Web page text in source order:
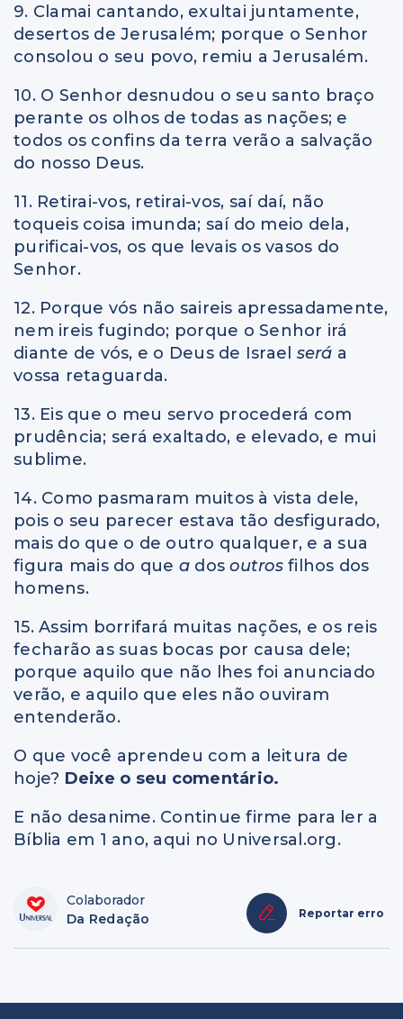
9. Clamai cantando, exultai juntamente,
desertos de Jerusalém; porque o Senhor
consolou o seu povo, remiu a Jerusalém.
10. O Senhor desnudou o seu santo braço
perante os olhos de todas as nações; e
todos os confins da terra verão a salvação
do nosso Deus.
11. Retirai-vos, retirai-vos, saí daí, não
toqueis coisa imunda; saí do meio dela,
purificai-vos, os que levais os vasos do
Senhor.
12. Porque vós não saireis apressadamente,
nem ireis fugindo; porque o Senhor irá
diante de vós, e o Deus de Israel será a
vossa retaguarda.
13. Eis que o meu servo procederá com
prudência; será exaltado, e elevado, e mui
sublime.
14. Como pasmaram muitos à vista dele,
pois o seu parecer estava tão desfigurado,
mais do que o de outro qualquer, e a sua
figura mais do que a dosoutros filhos dos
homens.
15. Assim borrifará muitas nações, e os reis
fecharão as suas bocas por causa dele;
porque aquilo que não lhes foi anunciado
verão, e aquilo que eles não ouviram
entenderão.
O que você aprendeu com a leitura de
hoje? Deixe o seu comentário.
E não desanime. Continue firme para ler a
Bíblia em 1 ano, aqui no Universal.org.
Colaborador
Da Redação
Reportar erro